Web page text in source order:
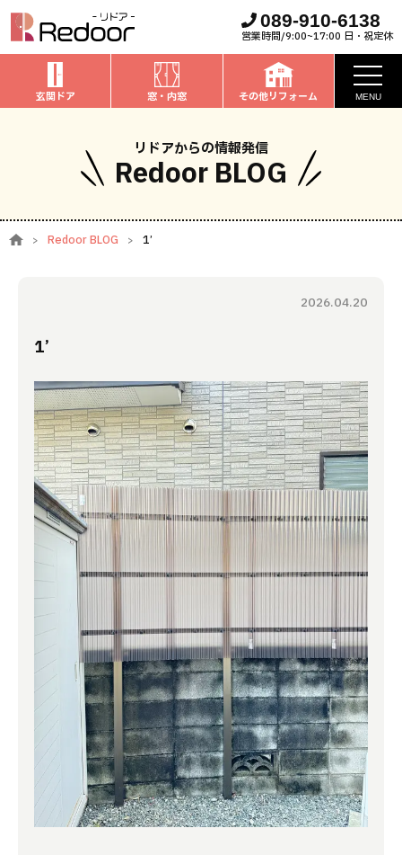
089-910-6138
営業時間/9:00~17:00 日・祝定休
玄関ドア 窓・内窓 その他リフォーム MENU
私たちについて
取扱商品
お家全般
お客様の声
ブログ
よくある質問
補助金事業
アクセス
リドアからの情報発信
Redoor BLOG
Redoor BLOG 1’
2026.04.20
1’